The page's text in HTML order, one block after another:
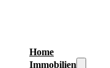
Home
Immobilien